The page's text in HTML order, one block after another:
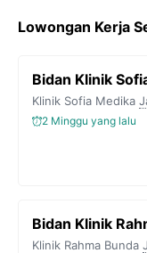
e
o
o
t
e
e
r
a
Lowongan Kerja
Bidan Klinik
Klinik Sofia Medika
2 Minggu yang lalu
Bidan Klinik
Klinik Rahma Bunda